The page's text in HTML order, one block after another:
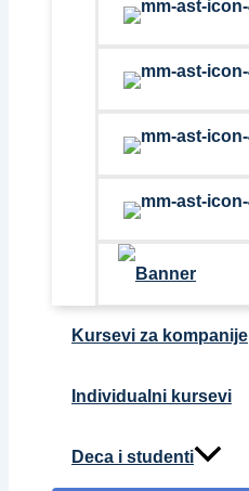
Kursevi za kompanije
Individualni kursevi
Deca i studenti